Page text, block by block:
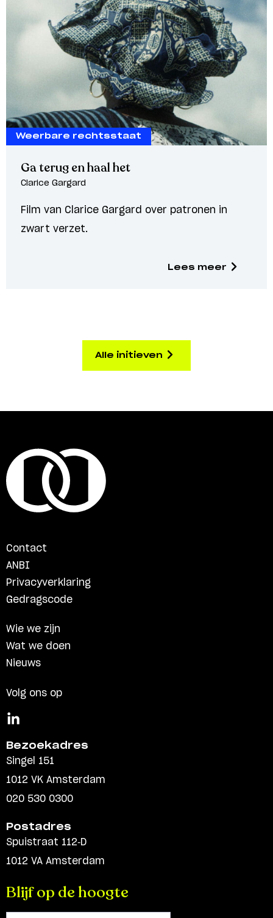
Weerbare rechtsstaat
Ga terug en haal het
Clarice Gargard
Film van Clarice Gargard over patronen in
zwart verzet.
Lees meer
Alle initieven
Contact
ANBI
Privacyverklaring
Gedragscode
Wie we zijn
Wat we doen
Nieuws
Volg ons op
Bezoekadres
Singel 151
1012 VK Amsterdam
020 530 0300
Postadres
Spuistraat 112-D
1012 VA Amsterdam
Blijf op de hoogte